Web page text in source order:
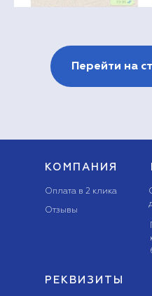
Перейти на
КОМПАНИЯ
Оплата в 2 клика
РЕКВИЗИТЫ
Отзывы